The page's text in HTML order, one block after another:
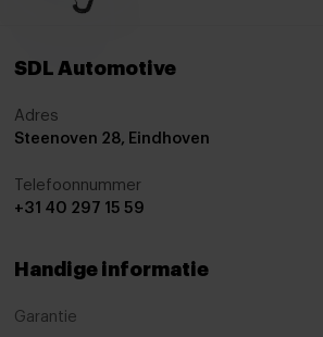
Isofix bevestiging voor kinderzitjes
Aanhanger assistent
Apple Carplay/Android Auto
centrale airbag voor
Connected services
SDL Automotive
Adres
Steenoven 28, Eindhoven
Telefoonnummer
+31 40 297 15 59
Handige informatie
Garantie